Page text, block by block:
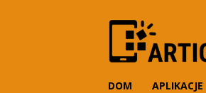
DOM APLIKACJE